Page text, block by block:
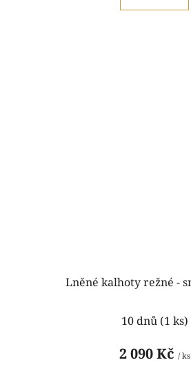
Lněné kalhoty režné -
10 dnů (1 ks)
2 090 Kč / ks